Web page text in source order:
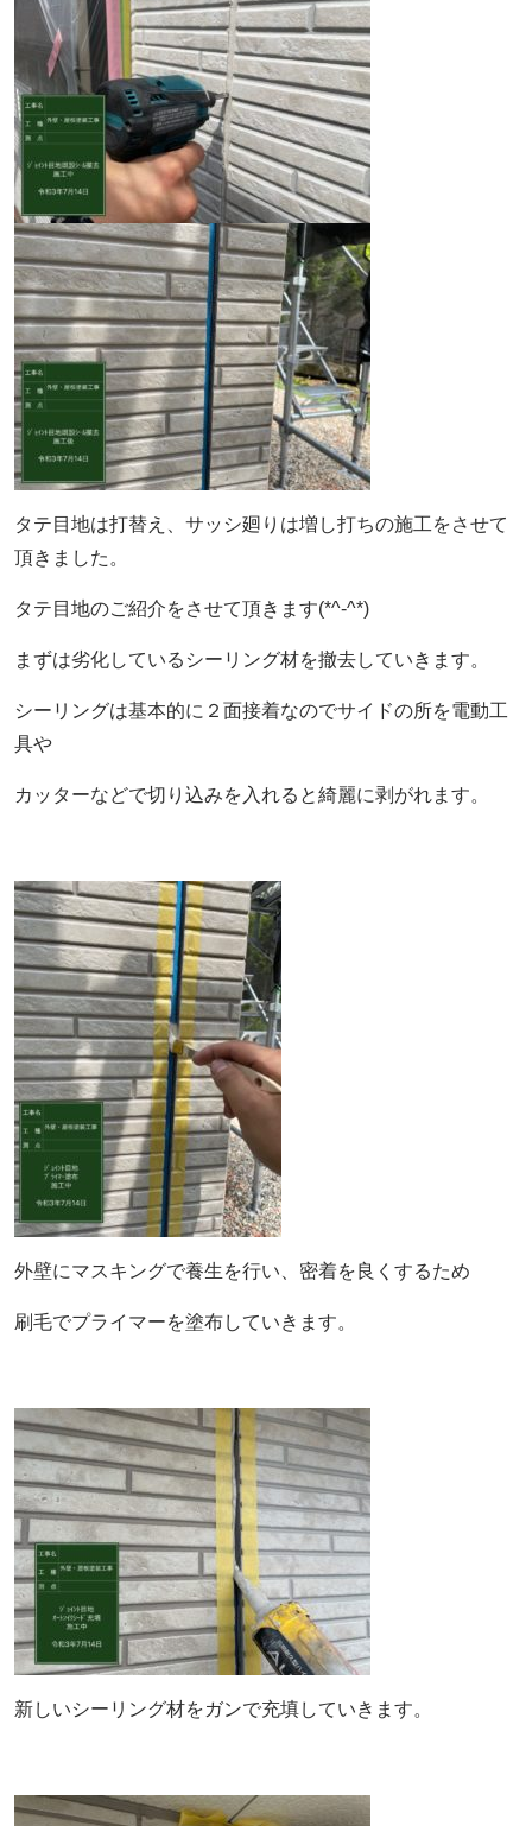
タテ目地は打替え、サッシ廻りは増し打ちの施工をさせて
頂きました。
タテ目地のご紹介をさせて頂きます(*^-^*)
まずは劣化しているシーリング材を撤去していきます。
シーリングは基本的に２面接着なのでサイドの所を電動工
具や
カッターなどで切り込みを入れると綺麗に剥がれます。
外壁にマスキングで養生を行い、密着を良くするため
刷毛でプライマーを塗布していきます。
新しいシーリング材をガンで充填していきます。